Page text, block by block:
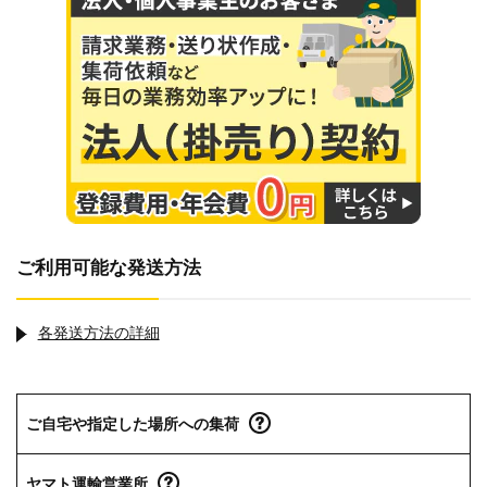
ご利用可能な発送方法
各発送方法の詳細
ご自宅や指定した場所への集荷